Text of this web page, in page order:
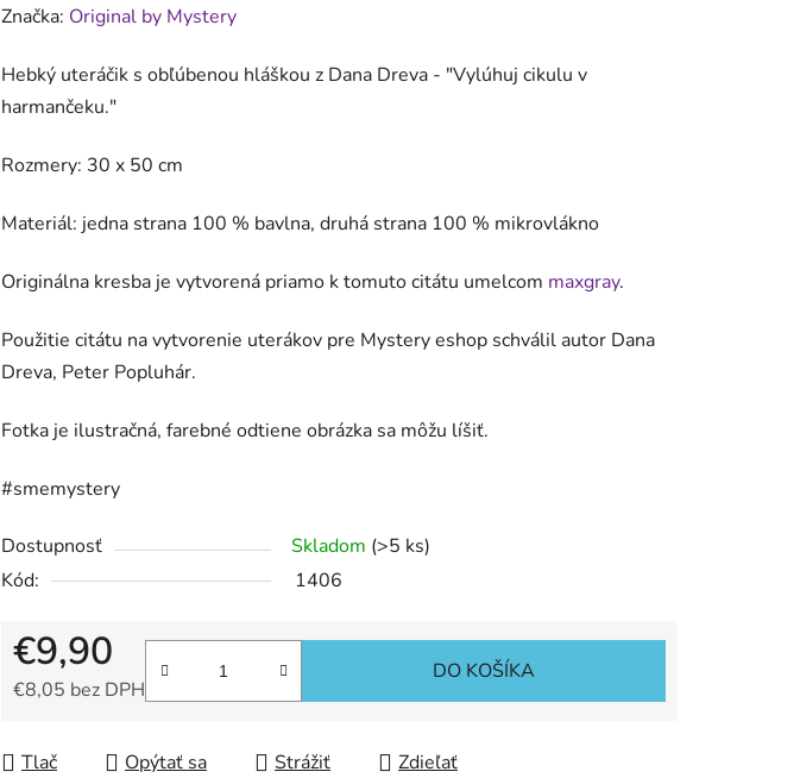
hodnotenie
je
0,0
5
Značka: Original by Mystery
Hebký uteráčik s obľúbenou hláškou z Dana Dreva - "Vylúhuj cikulu v
harmančeku."
Rozmery: 30 x 50 cm
Materiál: jedna strana 100 % bavlna, druhá strana 100 % mikrovlákno
Originálna kresba je vytvorená priamo k tomuto citátu umelcom maxgray.
Použitie citátu na vytvorenie uterákov pre Mystery eshop schválil autor Dana
Dreva, Peter Popluhár.
Fotka je ilustračná, farebné odtiene obrázka sa môžu líšiť.
#smemystery
Dostupnosť Skladom (>5 ks)
Kód:
1406
€9,90
€8,05 bez DPH
DO KOŠÍKA
Tlač Opýtať sa Strážiť Zdieľať